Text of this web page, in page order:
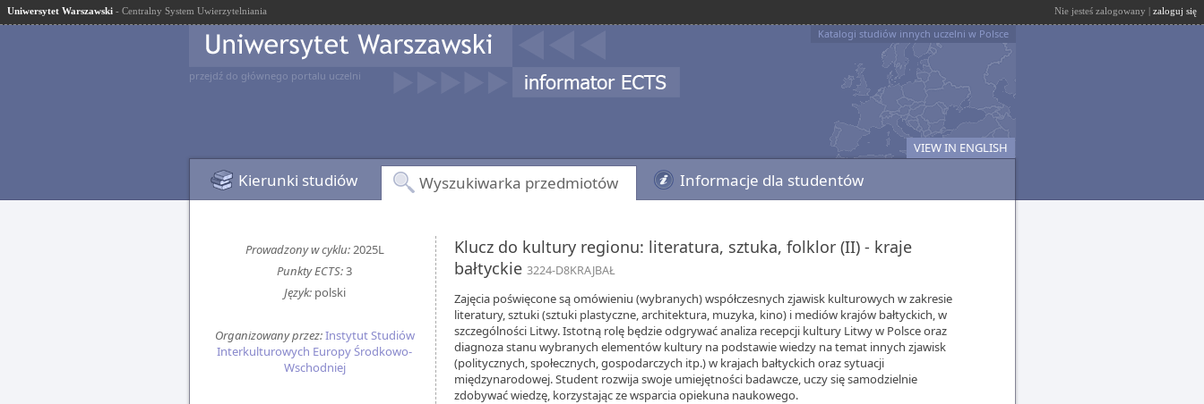
Uniwersytet Warszawski - Centralny System Uwierzytelniania Nie jesteś zalogowany | zaloguj się
przejdź do głównego portalu uczelni
Katalogi studiów innych uczelni w Polsce
VIEW IN ENGLISH
Kierunki studiów Wyszukiwarka przedmiotów Informacje dla studentów
Prowadzony w cyklu:2025L
Punkty ECTS:3
Język:polski
Organizowany przez:Instytut Studiów
Interkulturowych Europy Środkowo-
Wschodniej
Klucz do kultury regionu: literatura, sztuka, folklor (II) - kraje
bałtyckie 3224-D8KRAJBAŁ
Zajęcia poświęcone są omówieniu (wybranych) współczesnych zjawisk kulturowych w zakresie
literatury, sztuki (sztuki plastyczne, architektura, muzyka, kino) i mediów krajów bałtyckich, w
szczególności Litwy. Istotną rolę będzie odgrywać analiza recepcji kultury Litwy w Polsce oraz
diagnoza stanu wybranych elementów kultury na podstawie wiedzy na temat innych zjawisk
(politycznych, społecznych, gospodarczych itp.) w krajach bałtyckich oraz sytuacji
międzynarodowej. Student rozwija swoje umiejętności badawcze, uczy się samodzielnie
zdobywać wiedzę, korzystając ze wsparcia opiekuna naukowego.